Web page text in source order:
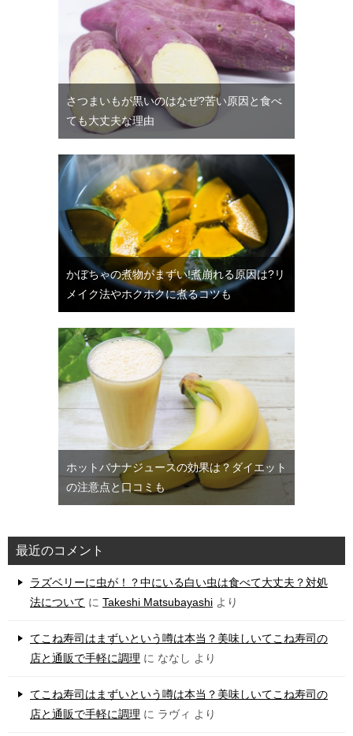
さつまいもが黒いのはなぜ?苦い原因と食べ
ても大丈夫な理由
かぼちゃの煮物がまずい!煮崩れる原因は?リ
メイク法やホクホクに煮るコツも
ホットバナナジュースの効果は？ダイエット
の注意点と口コミも
最近のコメント
ラズベリーに虫が！？中にいる白い虫は食べて大丈夫？対処
法について に Takeshi Matsubayashi より
てこね寿司はまずいという噂は本当？美味しいてこね寿司の
店と通販で手軽に調理 に ななし より
てこね寿司はまずいという噂は本当？美味しいてこね寿司の
店と通販で手軽に調理 に ラヴィ より